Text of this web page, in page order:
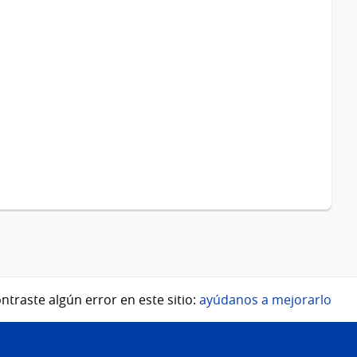
algún error en este sitio: ayúdanos a mejorarlo